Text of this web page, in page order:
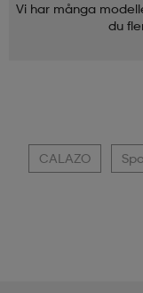
Vi har många
du
CALAZO